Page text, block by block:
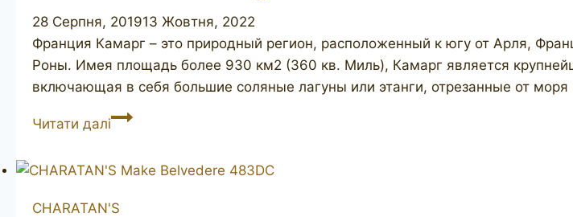
28 Серпня, 201913 Жовтня, 2022
Франция Камарг – это природный регион, расположенный к югу от Арля,
Роны. Имея площадь более 930 км2 (360 кв. Миль), Камарг является
включающая в себя большие соляные лагуны или этанги, отрезанные от
Читати даліBUTZ-
1710
CHARATAN'S